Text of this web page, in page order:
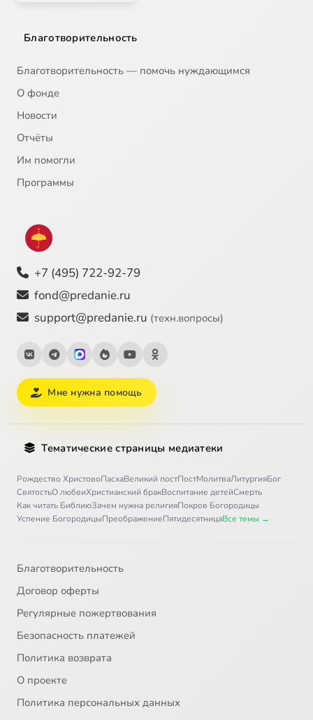
Благотворительность
Благотворительность — помочь нуждающимся
О фонде
Новости
Отчёты
Им помогли
Программы
+7 (495) 722-92-79
fond@predanie.ru
support@predanie.ru (техн.вопросы)
Мне нужна помощь
Тематические страницы медиатеки
Рождество ХристовоПасхаВеликий постПостМолитваЛитургияБог
СвятостьО любвиХристианский бракВоспитание детейСмерть
Как читать БиблиюЗачем нужна религияПокров Богородицы
Успение БогородицыПреображениеПятидесятницаВсе темы →
Благотворительность
Договор оферты
Регулярные пожертвования
Безопасность платежей
Политика возврата
О проекте
Политика персональных данных